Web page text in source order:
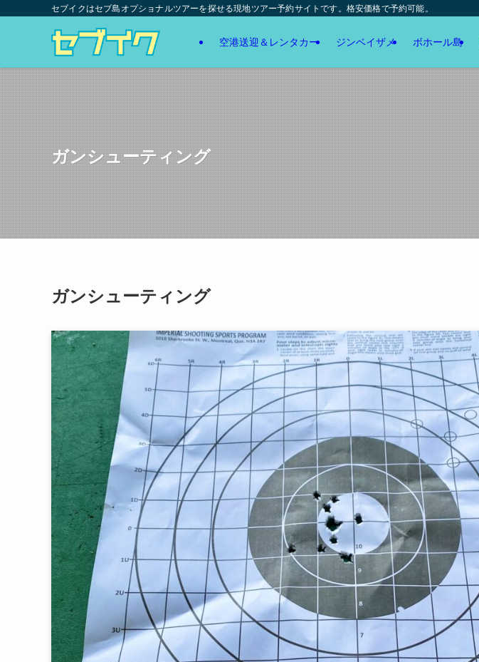
セブイクはセブ島オプショナルツアーを探せる現地ツアー予約サイトです。格安価格で予約可能。
空港送迎＆レンタカー ジンベイザメ ボホール島
ガンシューティング
ガンシューティング